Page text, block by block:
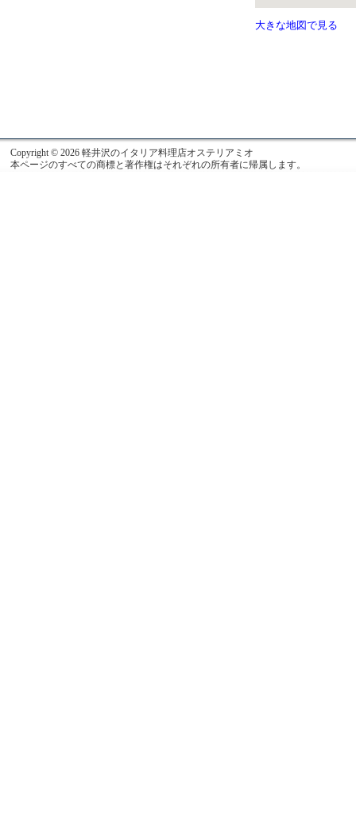
大きな地図で見る
Copyright © 2026 軽井沢のイタリア料理店オステリアミオ
本ページのすべての商標と著作権はそれぞれの所有者に帰属します。